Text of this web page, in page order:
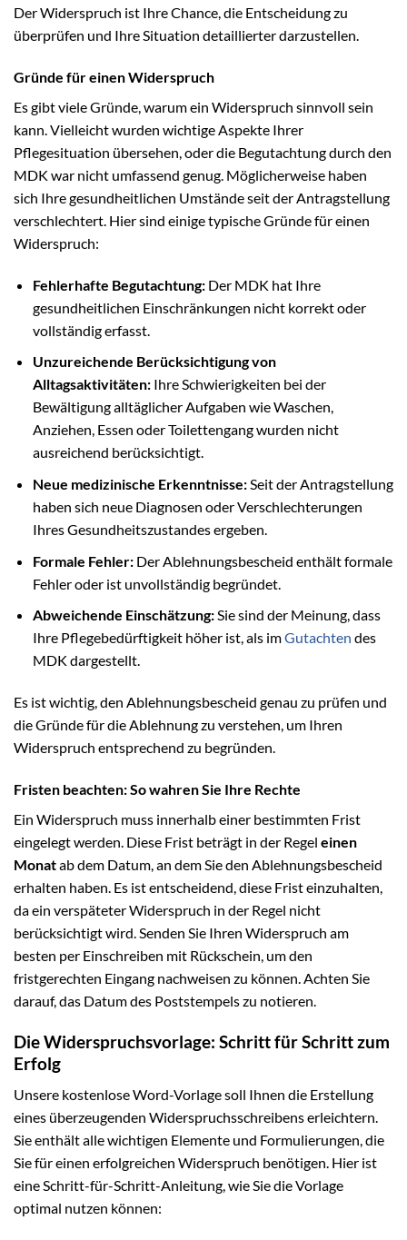
Der Widerspruch ist Ihre Chance, die Entscheidung zu
überprüfen und Ihre Situation detaillierter darzustellen.
Gründe für einen Widerspruch
Es gibt viele Gründe, warum ein Widerspruch sinnvoll sein
kann. Vielleicht wurden wichtige Aspekte Ihrer
Pflegesituation übersehen, oder die Begutachtung durch den
MDK war nicht umfassend genug. Möglicherweise haben
sich Ihre gesundheitlichen Umstände seit der Antragstellung
verschlechtert. Hier sind einige typische Gründe für einen
Widerspruch:
Fehlerhafte Begutachtung:Der MDK hat Ihre
gesundheitlichen Einschränkungen nicht korrekt oder
vollständig erfasst.
Unzureichende Berücksichtigung von
Alltagsaktivitäten:Ihre Schwierigkeiten bei der
Bewältigung alltäglicher Aufgaben wie Waschen,
Anziehen, Essen oder Toilettengang wurden nicht
ausreichend berücksichtigt.
Neue medizinische Erkenntnisse:Seit der Antragstellung
haben sich neue Diagnosen oder Verschlechterungen
Ihres Gesundheitszustandes ergeben.
Formale Fehler:Der Ablehnungsbescheid enthält formale
Fehler oder ist unvollständig begründet.
Abweichende Einschätzung:Sie sind der Meinung, dass
Ihre Pflegebedürftigkeit höher ist, als imGutachten des
MDK dargestellt.
Es ist wichtig, den Ablehnungsbescheid genau zu prüfen und
die Gründe für die Ablehnung zu verstehen, um Ihren
Widerspruch entsprechend zu begründen.
Fristen beachten: So wahren Sie Ihre Rechte
Ein Widerspruch muss innerhalb einer bestimmten Frist
eingelegt werden. Diese Frist beträgt in der Regel einen
Monatab dem Datum, an dem Sie den Ablehnungsbescheid
erhalten haben. Es ist entscheidend, diese Frist einzuhalten,
da ein verspäteter Widerspruch in der Regel nicht
berücksichtigt wird. Senden Sie Ihren Widerspruch am
besten per Einschreiben mit Rückschein, um den
fristgerechten Eingang nachweisen zu können. Achten Sie
darauf, das Datum des Poststempels zu notieren.
Die Widerspruchsvorlage: Schritt für Schritt zum
Erfolg
Unsere kostenlose Word-Vorlage soll Ihnen die Erstellung
eines überzeugenden Widerspruchsschreibens erleichtern.
Sie enthält alle wichtigen Elemente und Formulierungen, die
Sie für einen erfolgreichen Widerspruch benötigen. Hier ist
eine Schritt-für-Schritt-Anleitung, wie Sie die Vorlage
optimal nutzen können: